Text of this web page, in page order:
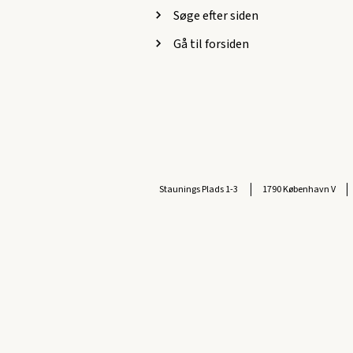
Søge efter siden
Gå til forsiden
Staunings Plads 1-3 1790 København V